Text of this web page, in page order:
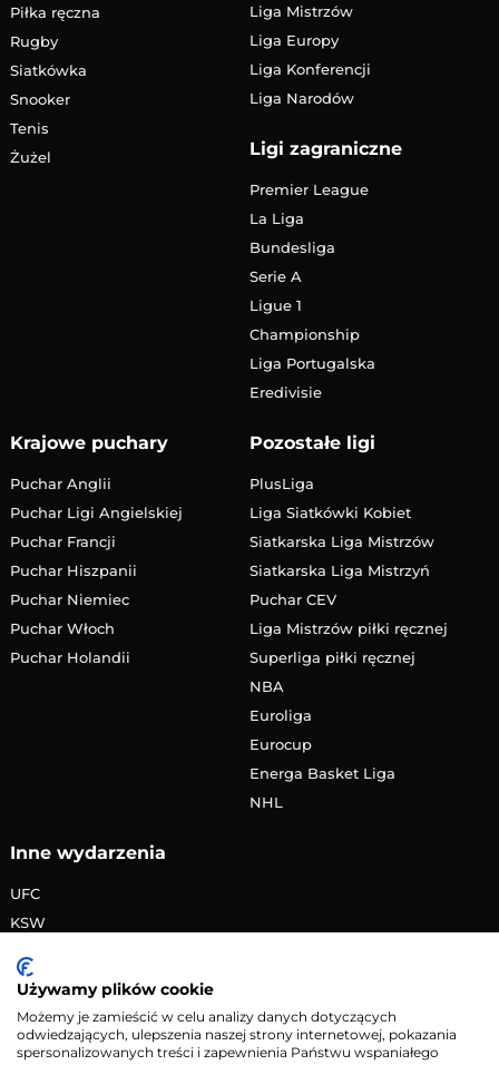
Piłka ręczna
Rugby
Siatkówka
Snooker
Tenis
Żużel
Liga Mistrzów
Liga Europy
Liga Konferencji
Liga Narodów
Ligi zagraniczne
Premier League
La Liga
Bundesliga
Serie A
Ligue 1
Championship
Liga Portugalska
Eredivisie
Krajowe puchary
Puchar Anglii
Puchar Ligi Angielskiej
Puchar Francji
Puchar Hiszpanii
Puchar Niemiec
Puchar Włoch
Puchar Holandii
Pozostałe ligi
PlusLiga
Liga Siatkówki Kobiet
Siatkarska Liga Mistrzów
Siatkarska Liga Mistrzyń
Puchar CEV
Liga Mistrzów piłki ręcznej
Superliga piłki ręcznej
NBA
Euroliga
Eurocup
Energa Basket Liga
NHL
Inne wydarzenia
UFC
KSW
PRIME MMA
Żużlowa Ekstraliga
Speedway Grand Prix
Używamy plików cookie
Możemy je zamieścić w celu analizy danych dotyczących
odwiedzających, ulepszenia naszej strony internetowej, pokazania
spersonalizowanych treści i zapewnienia Państwu wspaniałego